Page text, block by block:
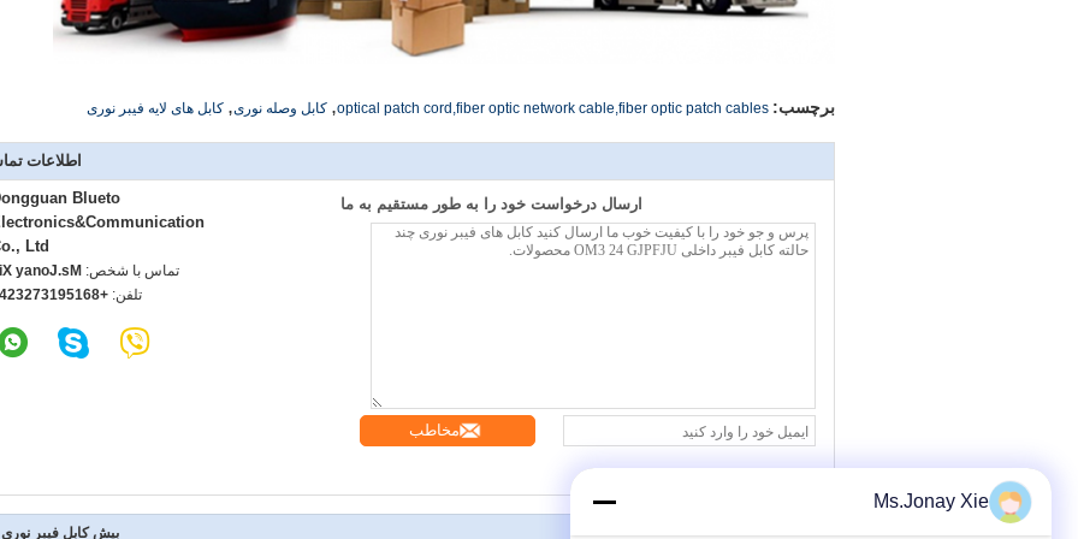
برچسب: optical patch cord,fiber optic network cable,fiber optic patch cables
, کابل وصله نوری, کابل های لایه فیبر نوری
اطلاعات
Blueto
Ltd
تماس با شخص: Xie
تلفن:
ارسال درخواست خود را به طور مستقیم به ما
مخاطب
بیش کابل فیبر نوری
Ms.Jonay Xie